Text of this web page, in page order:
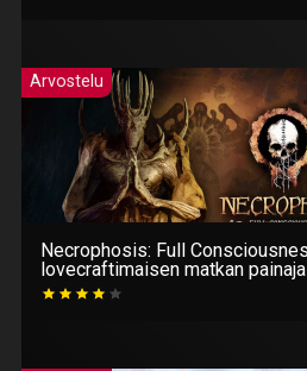
Arvostelu
Necrophosis: Full
lovecraftimaisen matkan